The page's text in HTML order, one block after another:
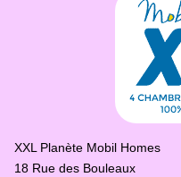
XXL Planète Mobil Homes
18 Rue des Bouleaux